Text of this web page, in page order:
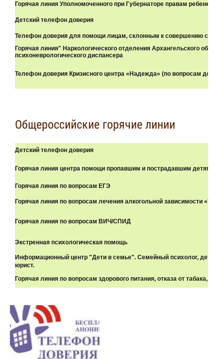
Горячая линия Уполномоченного при Губернаторе правам ребенка
Детский телефон доверия
Телефон доверия для помощи лицам, склонным к совершению
Горячая линия" Наркологического отделения Архангельского
психоневрологического диспансера
Телефон доверия Кризисного центра «Надежда» (по вопросам
Общероссийские горячие линии
Детский телефон доверия
Горячая линия центра помощи пропавшим и пострадавшим детям
Горячая линия по вопросам ЕГЭ
Горячая линия по вопросам лечения алкогольной зависимости
Горячая линия по вопросам ВИЧ/СПИД
Экстренная психологическая помощь
Информационный центр "Дети в семье". Cемейный психолог,
юрист.
Горячая линия по вопросам здорового питания, отказа от табака,